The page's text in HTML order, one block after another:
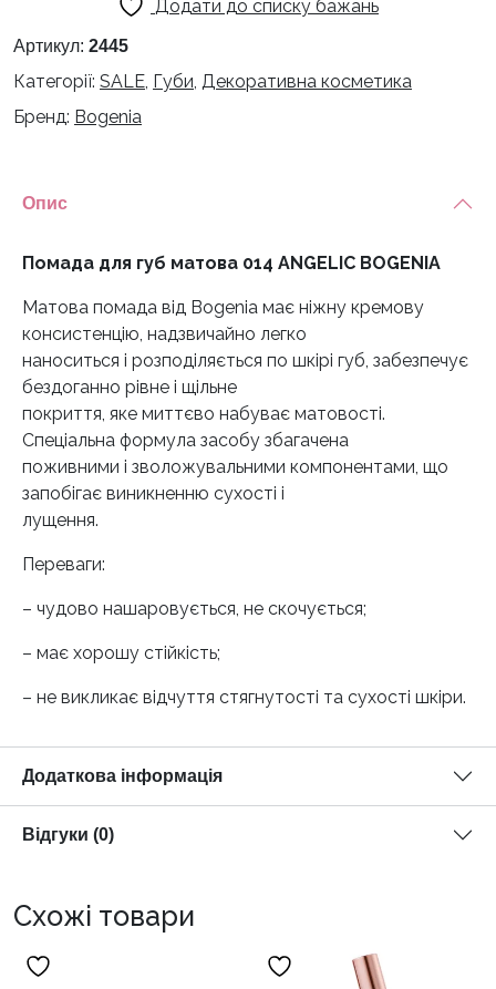
014
BOGENIA
кількість
Додати до списку бажань
Артикул: 2445
Категорії: SALE, Губи, Декоративна косметика
Бренд: Bogenia
Опис
Помада для губ матова 014 ANGELIC BOGENIA
Матова помада від Bogenia має ніжну кремову
консистенцію, надзвичайно легко
наноситься і розподіляється по шкірі губ, забезпечує
бездоганно рівне і щільне
покриття, яке миттєво набуває матовості.
Спеціальна формула засобу збагачена
поживними і зволожувальними компонентами, що
запобігає виникненню сухості і
лущення.
Переваги:
– чудово нашаровується, не скочується;
– має хорошу стійкість;
– не викликає відчуття стягнутості та сухості шкіри.
Додаткова інформація
Відгуки (0)
Схожі товари